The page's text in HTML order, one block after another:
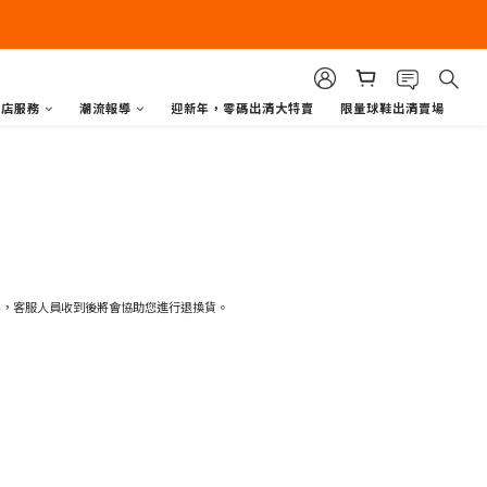
服務 潮流報導 迎新年，零碼出清大特賣 限量球鞋出清賣場
客服人員收到後將會協助您進行退換貨。